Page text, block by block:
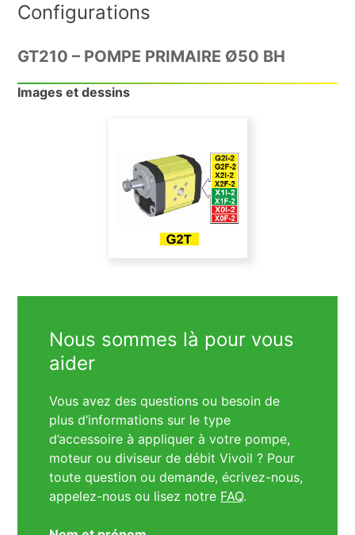
Configurations
GT210 – POMPE PRIMAIRE Ø50 BH
Images et dessins
Nous sommes là pour vous
aider
Vous avez des questions ou besoin de
plus d’informations sur le type
d’accessoire à appliquer à votre pompe,
moteur ou diviseur de débit Vivoil ? Pour
toute question ou demande, écrivez-nous,
appelez-nous ou lisez notre FAQ.